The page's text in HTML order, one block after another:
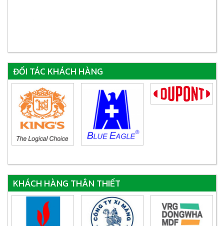
ĐỐI TÁC KHÁCH HÀNG
KHÁCH HÀNG THÂN THIẾT